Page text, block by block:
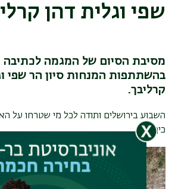
שפי וגלית דהן
מסיבת הסיום של המגמה לכתיבה
בהשתתפות המנחות סיון הר שפי
קרליבך.
השבוע בירושלים ותודה לכל מי שטרחו על
כיף